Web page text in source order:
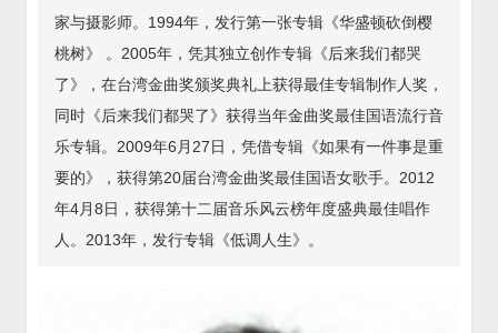
家与摄影师。1994年，发行第一张专辑《华盛顿砍倒樱
桃树》 。2005年，凭其独立创作专辑《后来我们都哭
了》，在台湾金曲奖颁奖典礼上获得最佳专辑制作人奖，
同时《后来我们都哭了》获得当年金曲奖最佳国语流行音
乐专辑。2009年6月27日，凭借专辑《如果有一件事是重
要的》，获得第20届台湾金曲奖最佳国语女歌手。2012
年4月8日，获得第十二届音乐风云榜年度盛典最佳唱作
人。2013年，发行专辑《低调人生》。